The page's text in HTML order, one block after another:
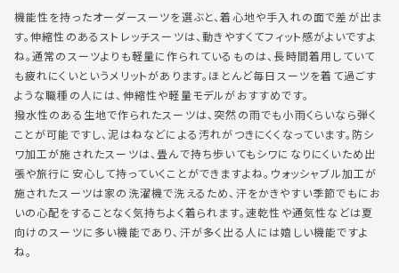
機能性を持ったオーダースーツを選ぶと、着心地や手入れの面で差が出ま
す。伸縮性のあるストレッチスーツは、動きやすくてフィット感がよいですよ
ね。通常のスーツよりも軽量に作られているものは、長時間着用していて
も疲れにくいというメリットがあります。ほとんど毎日スーツを着て過ごす
ような職種の人には、伸縮性や軽量モデルがおすすめです。
撥水性のある生地で作られたスーツは、突然の雨でも小雨くらいなら弾く
ことが可能ですし、泥はねなどによる汚れがつきにくくなっています。防シ
ワ加工が施されたスーツは、畳んで持ち歩いてもシワになりにくいため出
張や旅行に安心して持っていくことができますよね。ウォッシャブル加工が
施されたスーツは家の洗濯機で洗えるため、汗をかきやすい季節でもにお
いの心配をすることなく気持ちよく着られます。速乾性や通気性などは夏
向けのスーツに多い機能であり、汗が多く出る人には嬉しい機能ですよ
ね。